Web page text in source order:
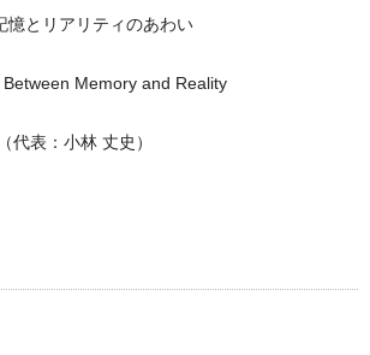
憶とリアリティのあわい
Memory and Reality
代表：小林 丈史）